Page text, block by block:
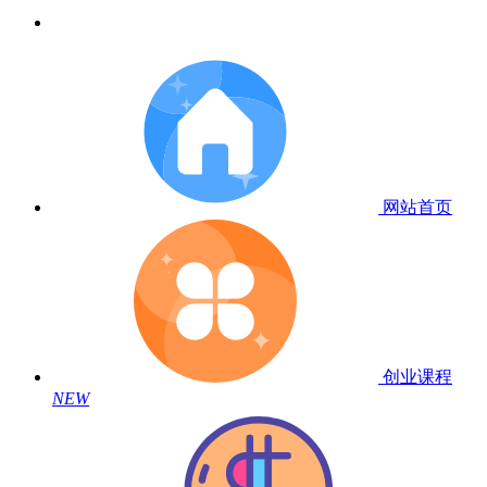
网站首页
创业课程
NEW